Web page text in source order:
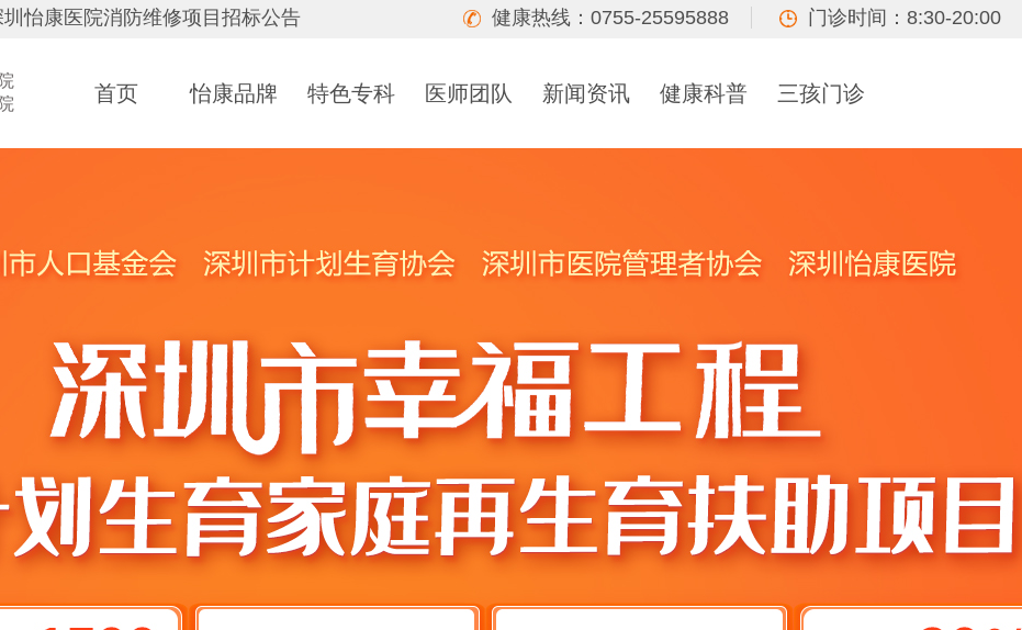
圳怡康医院消防维修项目招标公告 健康热线：0755-25595888 门诊时间：8:30-20:00
首页 怡康品牌 特色专科 医师团队 新闻资讯 健康科普 三孩门诊